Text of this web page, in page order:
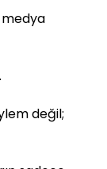
değil;